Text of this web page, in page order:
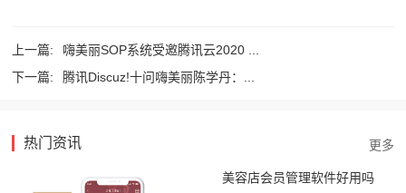
上一篇:
嗨美丽SOP系统受邀腾讯云2020 ...
下一篇:
腾讯Discuz!十问嗨美丽陈学丹：...
热门资讯
美容店会员管理软件好用吗